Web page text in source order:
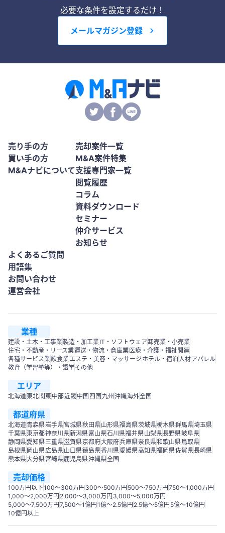
必要な条件を設定するだけ！
メールマガジン登録
売り手の方
買い手の方
M&Aナビについて
売却案件一覧
M&A案件特集
支援専門家一覧
閲覧履歴
コラム
資料ダウンロード
セミナー
仲介サービス
お知らせ
よくあるご質問
用語集
お問い合わせ
運営会社
業種
建設・土木・工事業製造・加工業IT・ソフトウェア卸売業・小売業
住宅・不動産・リース業運送・物流・倉庫業 医療・介護・福祉関連
各種サービス業飲食業エステ・美容・マッサージ ホテル・宿泊 人材アパレル
教育（学習塾等）・語学その他
エリア
北海道東北 関東中部近畿中国 四国 九州 沖縄海外全国
都道府県
北海道青森県岩手県宮城県秋田県山形県福島県茨城県栃木県群馬県埼玉県
千葉県東京都神奈川県新潟県富山県石川県福井県山梨県長野県岐阜県
静岡県愛知県三重県滋賀県京都府大阪府兵庫県奈良県和歌山県鳥取県
島根県 岡山県広島県山口県徳島県香川県愛媛県高知県福岡県佐賀県長崎県
熊本県大分県宮崎県鹿児島県沖縄県全国
売却価格
100万円以下100〜300万円 300〜500万円 500～750万円 750〜1,000万円
1,000～2,000万円 2,000～3,000万円 3,000～5,000万円
5,000～7,500万円 7,500～1億円 1億～2.5億円 2.5億～5億円 5億～10億円
10億円以上